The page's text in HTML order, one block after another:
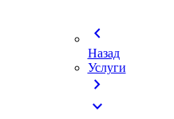
chevron_left
Назад
Услуги
chevron_right
expand_more